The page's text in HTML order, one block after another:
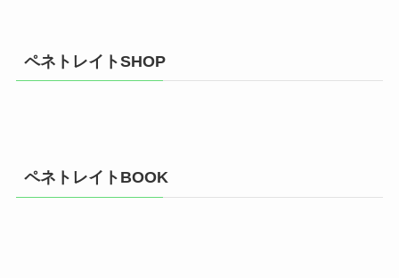
ペネトレイトSHOP
ペネトレイトBOOK